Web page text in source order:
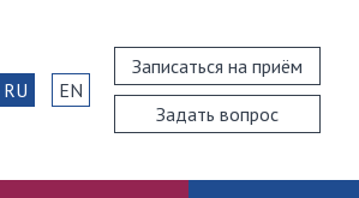
Записаться на приём
Задать вопрос
RU EN